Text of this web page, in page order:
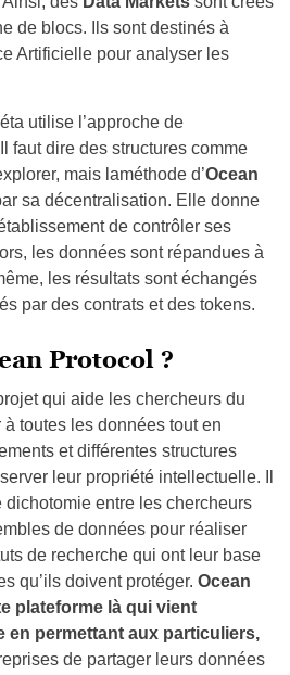
de blocs. Ils sont destinés à
Artificielle pour analyser les
utilise l’approche de
faut dire des structures comme
mais laméthode d’Ocean
sa décentralisation. Elle donne
de contrôler ses
les données sont répandues à
les résultats sont échangés
par des contrats et des tokens.
Protocol ?
qui aide les chercheurs du
toutes les données tout en
et différentes structures
leur propriété intellectuelle. Il
dichotomie entre les chercheurs
de données pour réaliser
de recherche qui ont leur base
qu’ils doivent protéger. Ocean
plateforme là qui vient
en permettant aux particuliers,
de partager leurs données